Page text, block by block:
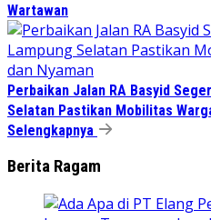
Wartawan
Perbaikan Jalan RA Basyid
Selatan Pastikan Mobilitas
Selengkapnya
Berita Ragam